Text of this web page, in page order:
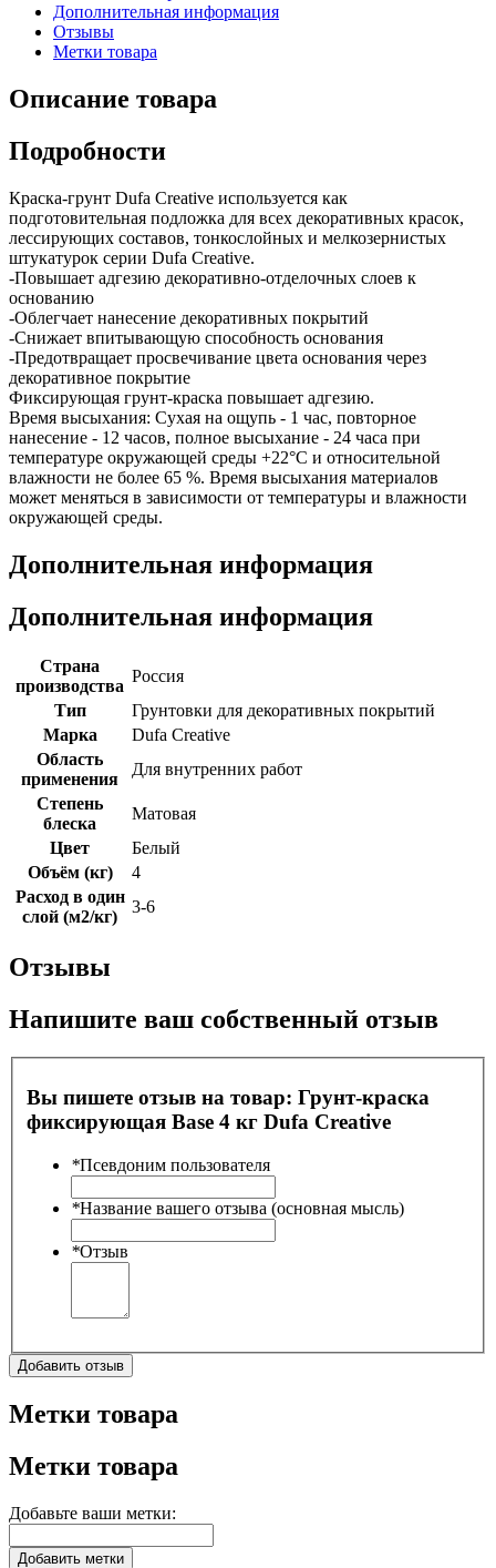
Дополнительная информация
Отзывы
Метки товара
Описание товара
Подробности
Краска-грунт Dufa Creative используется как
подготовительная подложка для всех декоративных красок,
лессирующих составов, тонкослойных и мелкозернистых
штукатурок серии Dufa Creative.
-Повышает адгезию декоративно-отделочных слоев к
основанию
-Облегчает нанесение декоративных покрытий
-Снижает впитывающую способность основания
-Предотвращает просвечивание цвета основания через
декоративное покрытие
Фиксирующая грунт-краска повышает адгезию.
Время высыхания: Сухая на ощупь - 1 час, повторное
нанесение - 12 часов, полное высыхание - 24 часа при
температуре окружающей среды +22°С и относительной
влажности не более 65 %. Время высыхания материалов
может меняться в зависимости от температуры и влажности
окружающей среды.
Дополнительная информация
Дополнительная информация
Страна
производства
Россия
Тип
Грунтовки для декоративных покрытий
Марка
Dufa Creative
Область
применения
Для внутренних работ
Степень
блеска
Матовая
Цвет
Белый
Объём (кг)
4
Расход в один
слой (м2/кг)
3-6
Отзывы
Напишите ваш собственный отзыв
Вы пишете отзыв на товар: Грунт-краска
фиксирующая Base 4 кг Dufa Creative
*Псевдоним пользователя
*Название вашего отзыва (основная мысль)
*Отзыв
Добавить отзыв
Метки товара
Метки товара
Добавьте ваши метки:
Добавить метки